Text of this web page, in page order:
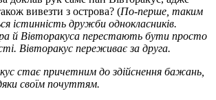
вивезти з острова? (По-перше, таким
істинність дружби однокласників.
й Вівторакуса перестають бути просто
Вівторакус переживає за друга.
стає причетним до здійснення бажань,
своїм почуттям.